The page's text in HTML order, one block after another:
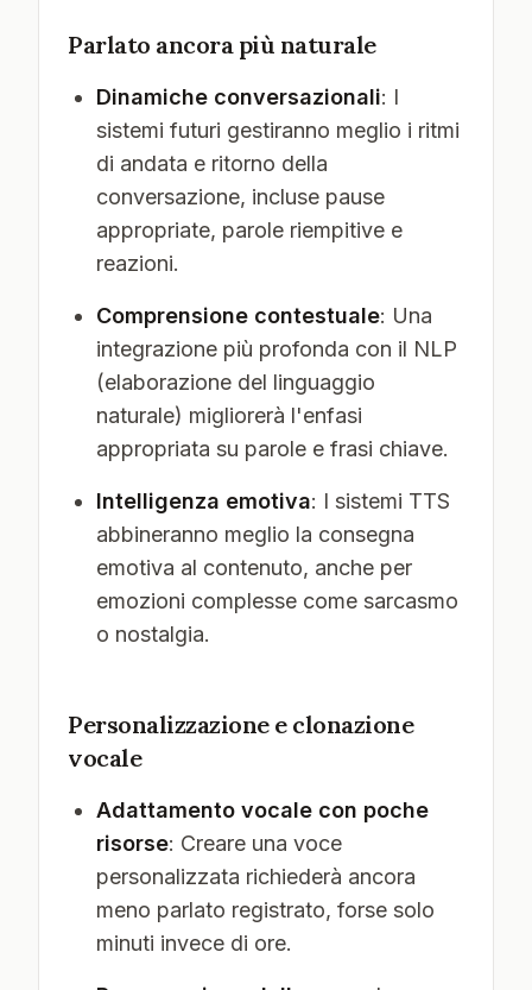
Parlato ancora più naturale
Dinamiche conversazionali: I
sistemi futuri gestiranno meglio i ritmi
di andata e ritorno della
conversazione, incluse pause
appropriate, parole riempitive e
reazioni.
Comprensione contestuale: Una
integrazione più profonda con il NLP
(elaborazione del linguaggio
naturale) migliorerà l'enfasi
appropriata su parole e frasi chiave.
Intelligenza emotiva: I sistemi TTS
abbineranno meglio la consegna
emotiva al contenuto, anche per
emozioni complesse come sarcasmo
o nostalgia.
Personalizzazione e clonazione
vocale
Adattamento vocale con poche
risorse: Creare una voce
personalizzata richiederà ancora
meno parlato registrato, forse solo
minuti invece di ore.